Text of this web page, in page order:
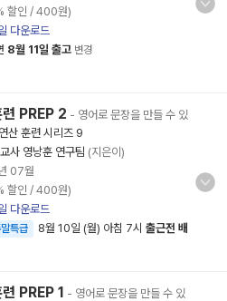
할인 / 400원)
다운로드
8월 11일 출고 변경
련 PREP 2 - 영어로 문장을 만들 수 있
산 훈련 시리즈 9
사 영낭훈 연구팀 (지은이)
07월
할인 / 400원)
다운로드
특급 8월 10일 (월) 아침 7시 출근전 배
PREP 1 - 영어로 문장을 만들 수 있